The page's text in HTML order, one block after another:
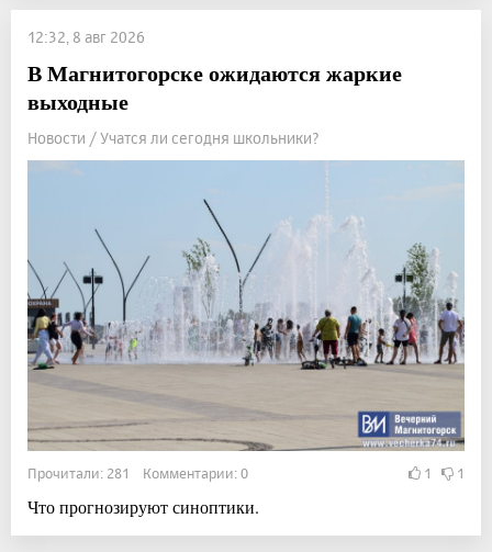
12:32, 8 авг 2026
В Магнитогорске ожидаются жаркие
выходные
Новости / Учатся ли сегодня школьники?
Прочитали: 281 Комментарии: 0 1 1
Что прогнозируют синоптики.